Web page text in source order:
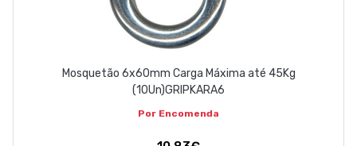
Mosquetão 6x60mm Carga Máxima até 45Kg
(10Un)GRIPKARA6
Por Encomenda